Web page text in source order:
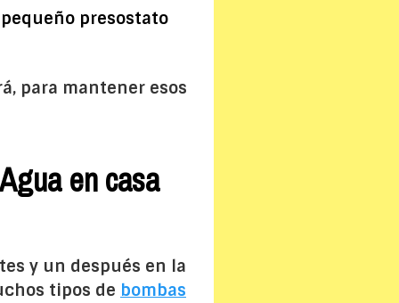
pequeño presostato
para mantener esos
en casa
y un después en la
tipos de bombas